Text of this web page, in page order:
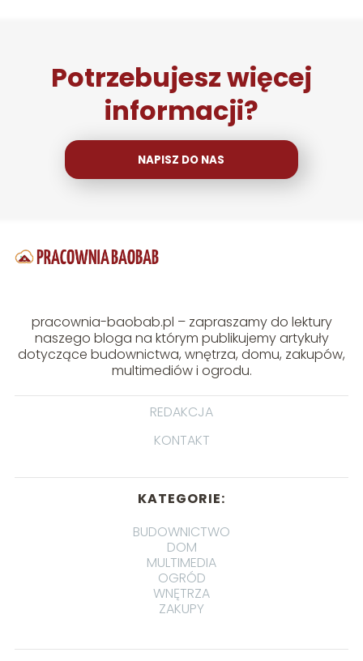
Potrzebujesz więcej
informacji?
NAPISZ DO NAS
pracownia-baobab.pl – zapraszamy do lektury
naszego bloga na którym publikujemy artykuły
dotyczące budownictwa, wnętrza, domu, zakupów,
multimediów i ogrodu.
REDAKCJA
KONTAKT
KATEGORIE:
BUDOWNICTWO
DOM
MULTIMEDIA
OGRÓD
WNĘTRZA
ZAKUPY